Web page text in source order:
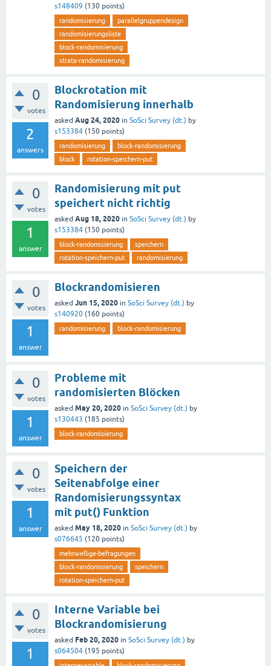
s148409 (130 points)
randomisierung
parallelgruppendesign
randomisierungsliste
block-randomisierung
strata-randomisierung
0
votes
2
answers
Blockrotation mit
Randomisierung innerhalb
asked Aug 24, 2020 in SoSci Survey (dt.) by
s153384 (150 points)
randomisierung
block-randomisierung
block
rotation-speichern-put
0
votes
1
answer
Randomisierung mit put
speichert nicht richtig
asked Aug 18, 2020 in SoSci Survey (dt.) by
s153384 (150 points)
block-randomisierung
speichern
rotation-speichern-put
randomisierung
0
votes
1
answer
Blockrandomisieren
asked Jun 15, 2020 in SoSci Survey (dt.) by
s140920 (160 points)
randomisierung block-randomisierung
0
votes
1
answer
Probleme mit
randomisierten Blöcken
asked May 20, 2020 in SoSci Survey (dt.) by
s130443 (185 points)
block-randomisierung
0
votes
1
answer
Speichern der
Seitenabfolge einer
Randomisierungssyntax
mit put() Funktion
asked May 18, 2020 in SoSci Survey (dt.) by
s076645 (120 points)
mehrwellige-befragungen
block-randomisierung
speichern
rotation-speichern-put
0
votes
1
Interne Variable bei
Blockrandomisierung
asked Feb 20, 2020 in SoSci Survey (dt.) by
s064504 (195 points)